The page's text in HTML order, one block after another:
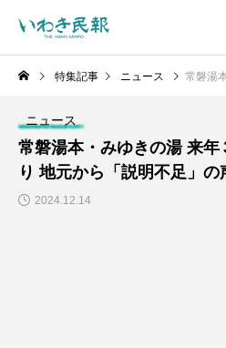
特集記事 ニュース 常磐湯本・みゆ
ニュース
常磐湯本・みゆきの湯 来
り 地元から「説明不足」の
2024.12.14